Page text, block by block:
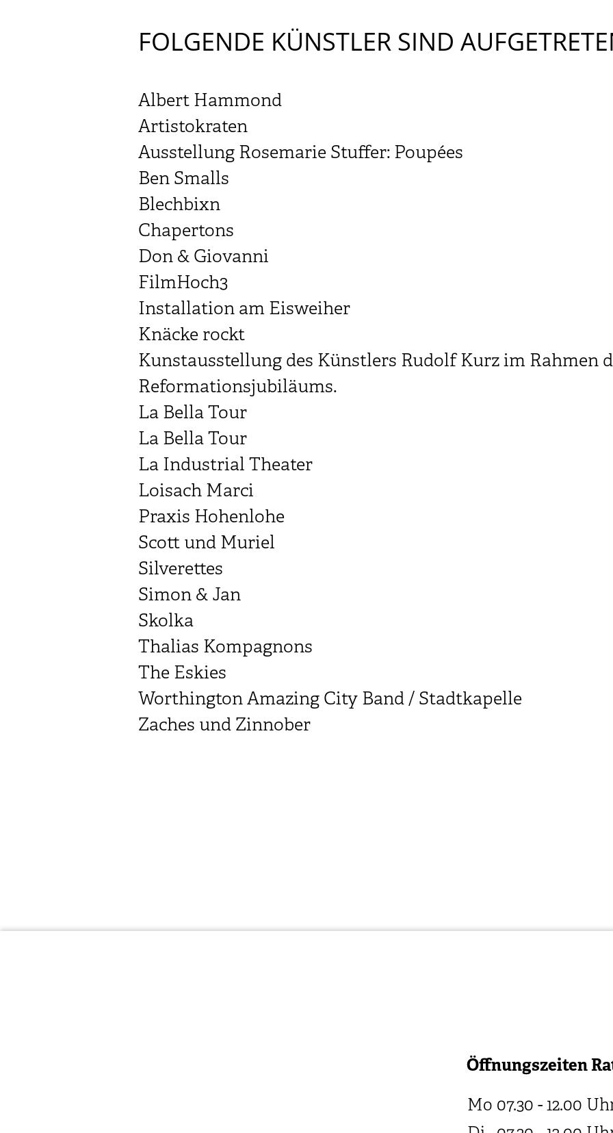
FOLGENDE KÜNSTLER SIND
Albert Hammond
Artistokraten
Ausstellung Rosemarie Stuffer: Poupées
Ben Smalls
Blechbixn
Chapertons
Don & Giovanni
FilmHoch3
Installation am Eisweiher
Knäcke rockt
Kunstausstellung des Künstlers Rudolf Kurz im Rahmen
Reformationsjubiläums.
La Bella Tour
La Bella Tour
La Industrial Theater
Loisach Marci
Praxis Hohenlohe
Scott und Muriel
Silverettes
Simon & Jan
Skolka
Thalias Kompagnons
The Eskies
Worthington Amazing City Band / Stadtkapelle
Zaches und Zinnober
Öffnungszeiten
Mo 07.30 - 12.00